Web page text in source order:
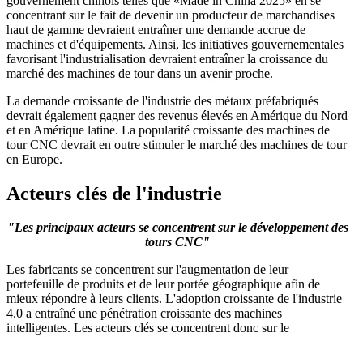
concentrant sur le fait de devenir un producteur de marchandises
haut de gamme devraient entraîner une demande accrue de
machines et d'équipements. Ainsi, les initiatives gouvernementales
favorisant l'industrialisation devraient entraîner la croissance du
marché des machines de tour dans un avenir proche.
La demande croissante de l'industrie des métaux préfabriqués
devrait également gagner des revenus élevés en Amérique du Nord
et en Amérique latine. La popularité croissante des machines de
tour CNC devrait en outre stimuler le marché des machines de tour
en Europe.
Acteurs clés de l'industrie
"Les principaux acteurs se concentrent sur le développement des
tours CNC"
Les fabricants se concentrent sur l'augmentation de leur
portefeuille de produits et de leur portée géographique afin de
mieux répondre à leurs clients. L'adoption croissante de l'industrie
4.0 a entraîné une pénétration croissante des machines
intelligentes. Les acteurs clés se concentrent donc sur le